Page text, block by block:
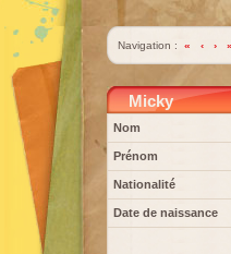
Navigation : « ‹ › »
Micky
Nom
Prénom
Nationalité
Date de naissance